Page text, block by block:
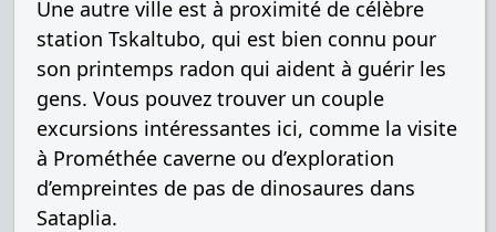
Une autre ville est à proximité de célèbre
station Tskaltubo, qui est bien connu pour
son printemps radon qui aident à guérir les
gens. Vous pouvez trouver un couple
excursions intéressantes ici, comme la visite
à Prométhée caverne ou d’exploration
d’empreintes de pas de dinosaures dans
Sataplia.